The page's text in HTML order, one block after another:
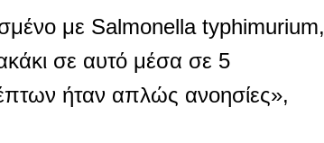
με Salmonella typhimurium,
σε αυτό μέσα σε 5
ήταν απλώς ανοησίες»,